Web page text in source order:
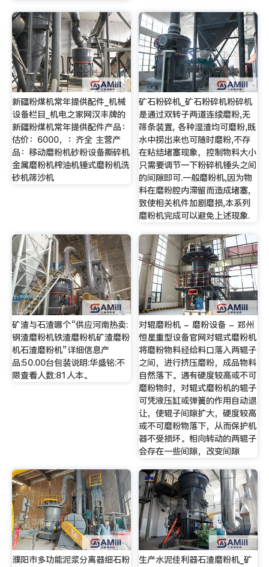
新疆粉煤机常年提供配件_机械
设备栏目_机电之家网汉丰牌的
新疆粉煤机常年提供配件产品：
估价：6000，：齐全 主营产
品：移动磨粉机砂粉设备撕碎机
金属磨粉机榨油机锤式磨粉机洗
砂机筛沙机
矿石粉碎机_矿石粉碎机粉碎机
是通过双转子两道连续磨粉,无
筛条装置, 各种湿渣均可磨粉,既
水中捞出来也可随时磨粉,不存
在粘结堵塞现象，控制物料大小
只需要调节一下粉碎机锤头之间
的间隙即可.一般磨粉机,因为物
料在磨粉腔内滞留而造成堵塞,
致使相关机件加剧磨损,本系列
磨粉机完成可以避免上述现象.
矿渣与石渣哪个“供应河南热卖:
钢渣磨粉机铁渣磨粉机矿渣磨粉
机石渣磨粉机”详细信息产
品:50.00台包装说明:华盛铭:不
限查看人数:81人本。
对辊磨粉机 - 磨粉设备 - 郑州
恒星重型设备官网对辊式磨粉机
将磨粉物料经给料口落入两辊子
之间，进行挤压磨粉，成品物料
自然落下。遇有硬度较高或不可
磨粉物时，对辊式磨粉机的辊子
可凭液压缸或弹簧的作用自动退
让，使辊子间隙扩大，硬度较高
或不可磨粉物落下，从而保护机
器不受损坏。相向转动的两辊子
会存在一些间隙，改变间隙
濮阳市多功能泥浆分离器细石粉
生产水泥佳利器石渣磨粉机_矿